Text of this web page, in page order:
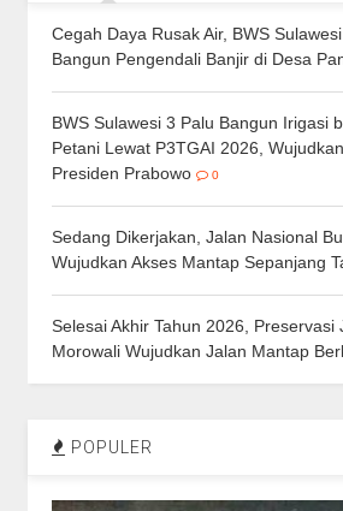
Cegah Daya Rusak Air, BWS
Bangun Pengendali Banjir di Desa
BWS Sulawesi 3 Palu Bangun Irigasi
Petani Lewat P3TGAI 2026,
Presiden Prabowo
0
Sedang Dikerjakan, Jalan Nasional
Wujudkan Akses Mantap Sepanjang
Selesai Akhir Tahun 2026, Preservasi
Morowali Wujudkan Jalan Mantap
POPULER